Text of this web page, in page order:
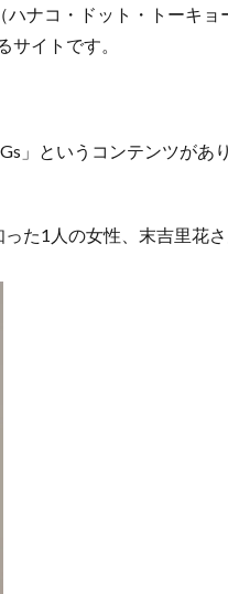
ナコ・ドット・トーキョ
イトです。
」というコンテンツがあ
た1人の女性、末吉里花